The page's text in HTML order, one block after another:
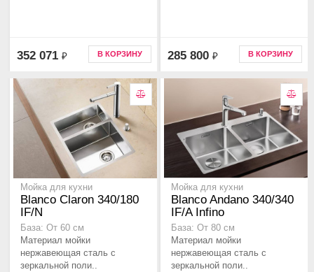
352 071 ₽ В КОРЗИНУ 285 800 ₽ В КОРЗИНУ
Мойка для кухни
Blanco Claron 340/180
IF/N
База: От 60 см
Материал мойки
нержавеющая сталь с
зеркальной поли..
Мойка для кухни
Blanco Andano 340/340
IF/A Infino
База: От 80 см
Материал мойки
нержавеющая сталь с
зеркальной поли..